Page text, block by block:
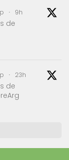
· 9h
de
· 23h
de